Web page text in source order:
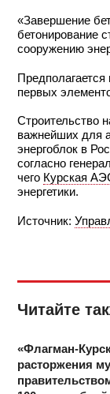
«Завершение
бетонирование
сооружению
первых
Строительство
важнейших для
энергоблок в
согласно
чего Курская
энергетики.
Источник:
Читайте
«Флагман-
расторжения